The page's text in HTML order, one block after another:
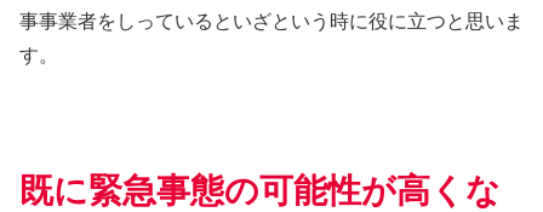
事事業者をしっているといざという時に役に立つと思いま
す。
既に緊急事態の可能性が高くな